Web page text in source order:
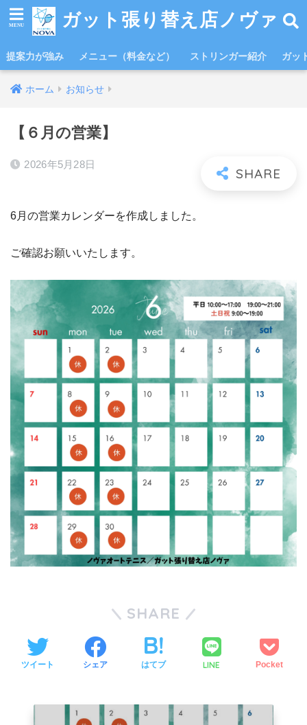
ガット張り替え店ノヴァ
提案力が強み メニュー（料金など） ストリンガー紹介 ガッ
ホーム お知らせ
【６月の営業】
2026年5月28日
6月の営業カレンダーを作成しました。
ご確認お願いいたします。
SHARE
ツイート シェア はてブ LINE Pocket